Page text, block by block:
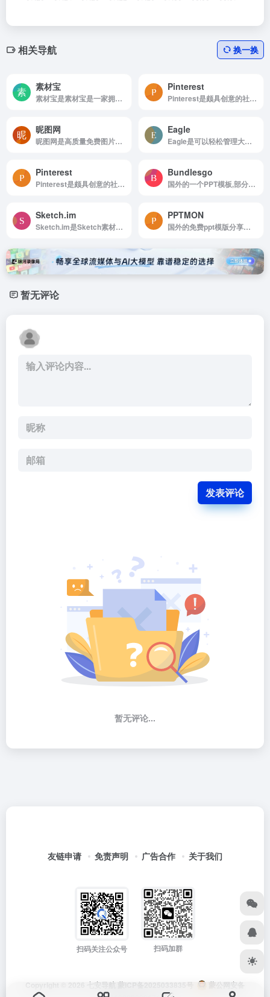
相关导航 换一换
素材宝
素材宝是素材宝是一家拥有海量设计素材模板与高清图片素材下载的中国素材网站。
Pinterest
Pinterest是颇具创意的社交媒体和图片分享平台
昵图网
昵图网是高质量免费图片下载的网站
Eagle
Eagle是可以轻松管理大量图片、视频、音频素材
Pinterest
Pinterest是颇具创意的社交媒体和图片分享平台
Bundlesgo
国外的一个PPT模板,部分免费
Sketch.im
Sketch.im是Sketch素材、插件、视频等相关资源。
PPTMON
国外的免费ppt模版分享网站
暂无评论
发表评论
暂无评论...
友链申请 免责声明 广告合作 关于我们
扫码关注公众号 扫码加群
Copyright © 2026 七安导航 蒙ICP备2025033835号
蒙公网安备